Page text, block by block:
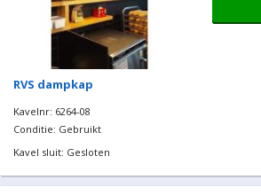
RVS dampkap
Kavelnr: 6264-08
Conditie: Gebruikt
Kavel sluit: Gesloten